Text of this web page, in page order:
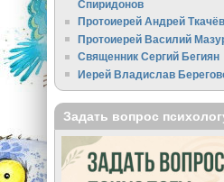
Спиридонов
Протоиерей Андрей Ткачёв
Протоиерей Василий
Священник Сергий Бегиян
Иерей Владислав
Задать вопрос